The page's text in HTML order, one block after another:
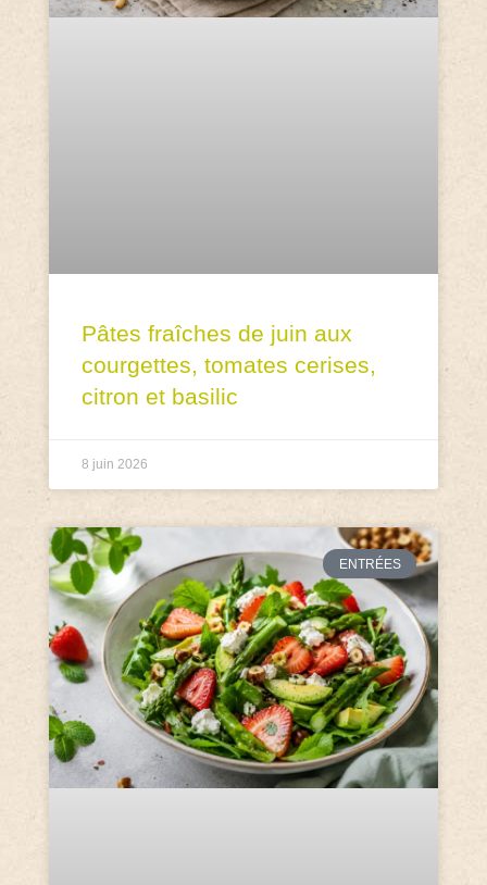
Pâtes fraîches de juin aux
courgettes, tomates cerises,
citron et basilic
8 juin 2026
ENTRÉES